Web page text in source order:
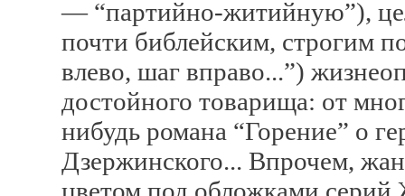
— “партийно-житийную”),
почти библейским, строгим
влево, шаг вправо...”)
достойного товарища: от
нибудь романа “Горение” о
Дзержинского... Впрочем,